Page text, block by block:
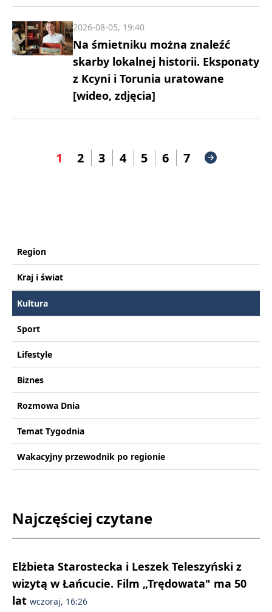
Na śmietniku można znaleźć
skarby lokalnej historii. Eksponaty
z Kcyni i Torunia uratowane
[wideo, zdjęcia]
2026-08-05, 19:40
1 2 3 4 5 6 7
Region
Kraj i świat
Kultura
Sport
Lifestyle
Biznes
Rozmowa Dnia
Temat Tygodnia
Wakacyjny przewodnik po regionie
Najczęściej czytane
Elżbieta Starostecka i Leszek Teleszyński z
wizytą w Łańcucie. Film „Trędowata" ma 50
lat wczoraj, 16:26